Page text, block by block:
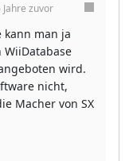
Jahre zuvor
kann man ja
wird.
nicht,
Macher von SX